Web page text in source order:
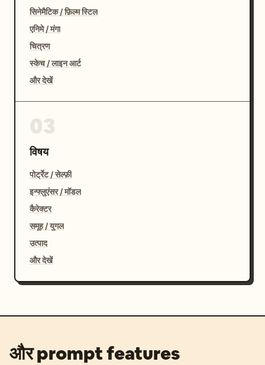
सिनेमैटिक / फ़िल्म स्टिल
एनिमे / मंगा
चित्रण
स्केच / लाइन आर्ट
और देखें
विषय
पोर्ट्रेट / सेल्फ़ी
इन्फ्लुएंसर / मॉडल
कैरेक्टर
समूह / युगल
उत्पाद
और देखें
और prompt features